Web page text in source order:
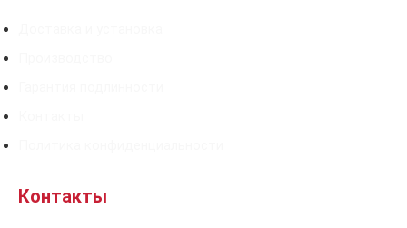
Контакты